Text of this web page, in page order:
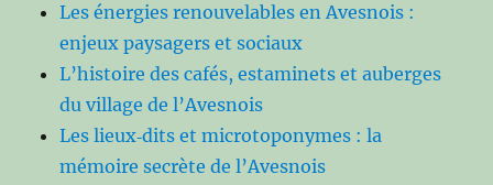
Les énergies renouvelables en Avesnois :
enjeux paysagers et sociaux
L’histoire des cafés, estaminets et auberges
du village de l’Avesnois
Les lieux‑dits et microtoponymes : la
mémoire secrète de l’Avesnois